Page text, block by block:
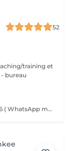
52
réservation chez : 691 60 25 60 ou 661 60 16 96 ( WhatsApp msg ) VENTOUSES OU CUPPING THERAPY Technique thérapeutique utilisant la succion pour créer une dépression sur la peau. Il améliore la circulation sanguine, décontracte lés muscles, soulage les Dolores et draine les tissus